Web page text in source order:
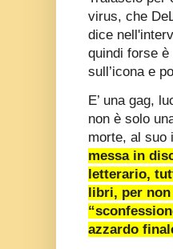
virus, che
dice
quindi forse è
sull’icona e
E’ una gag,
non è solo
morte, al suo
messa in
letterario,
libri, per
azzardo